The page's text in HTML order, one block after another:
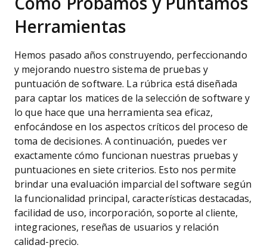
Cómo Probamos y Puntamos
Herramientas
Hemos pasado años construyendo, perfeccionando
y mejorando nuestro sistema de pruebas y
puntuación de software. La rúbrica está diseñada
para captar los matices de la selección de software y
lo que hace que una herramienta sea eficaz,
enfocándose en los aspectos críticos del proceso de
toma de decisiones. A continuación, puedes ver
exactamente cómo funcionan nuestras pruebas y
puntuaciones en siete criterios. Esto nos permite
brindar una evaluación imparcial del software según
la funcionalidad principal, características destacadas,
facilidad de uso, incorporación, soporte al cliente,
integraciones, reseñas de usuarios y relación
calidad-precio.